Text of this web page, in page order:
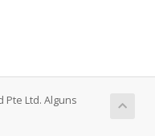
Pte Ltd. Alguns